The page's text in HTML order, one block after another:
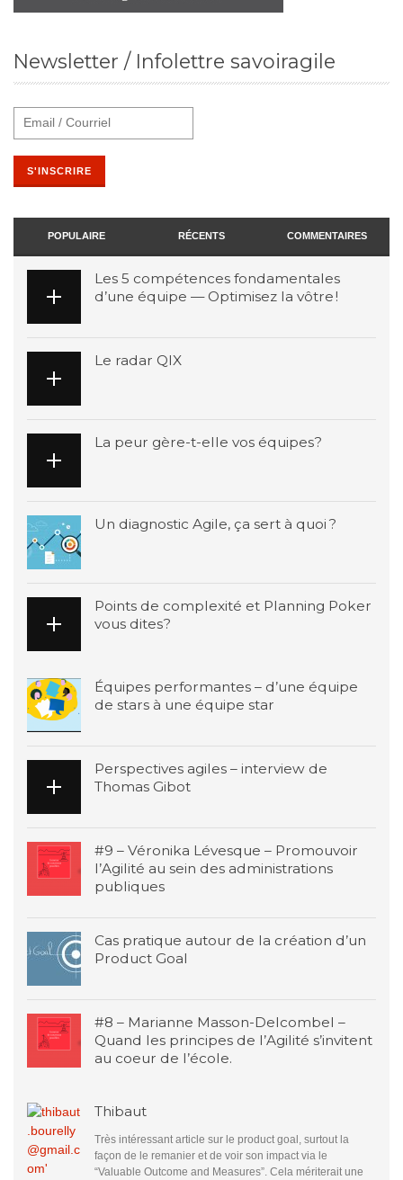
Newsletter / Infolettre savoiragile
POPULAIRE RÉCENTS COMMENTAIRES
Les 5 compétences fondamentales
d’une équipe — Optimisez la vôtre !
Le radar QIX
La peur gère-t-elle vos équipes?
Un diagnostic Agile, ça sert à quoi ?
Points de complexité et Planning Poker
vous dites?
Équipes performantes – d’une équipe
de stars à une équipe star
Perspectives agiles – interview de
Thomas Gibot
#9 – Véronika Lévesque – Promouvoir
l’Agilité au sein des administrations
publiques
Cas pratique autour de la création d’un
Product Goal
#8 – Marianne Masson-Delcombel –
Quand les principes de l’Agilité s’invitent
au coeur de l’école.
Thibaut
Très intéressant article sur le product goal, surtout la
façon de le remanier et de voir son impact via le
“Valuable Outcome and Measures”. Cela mériterait une